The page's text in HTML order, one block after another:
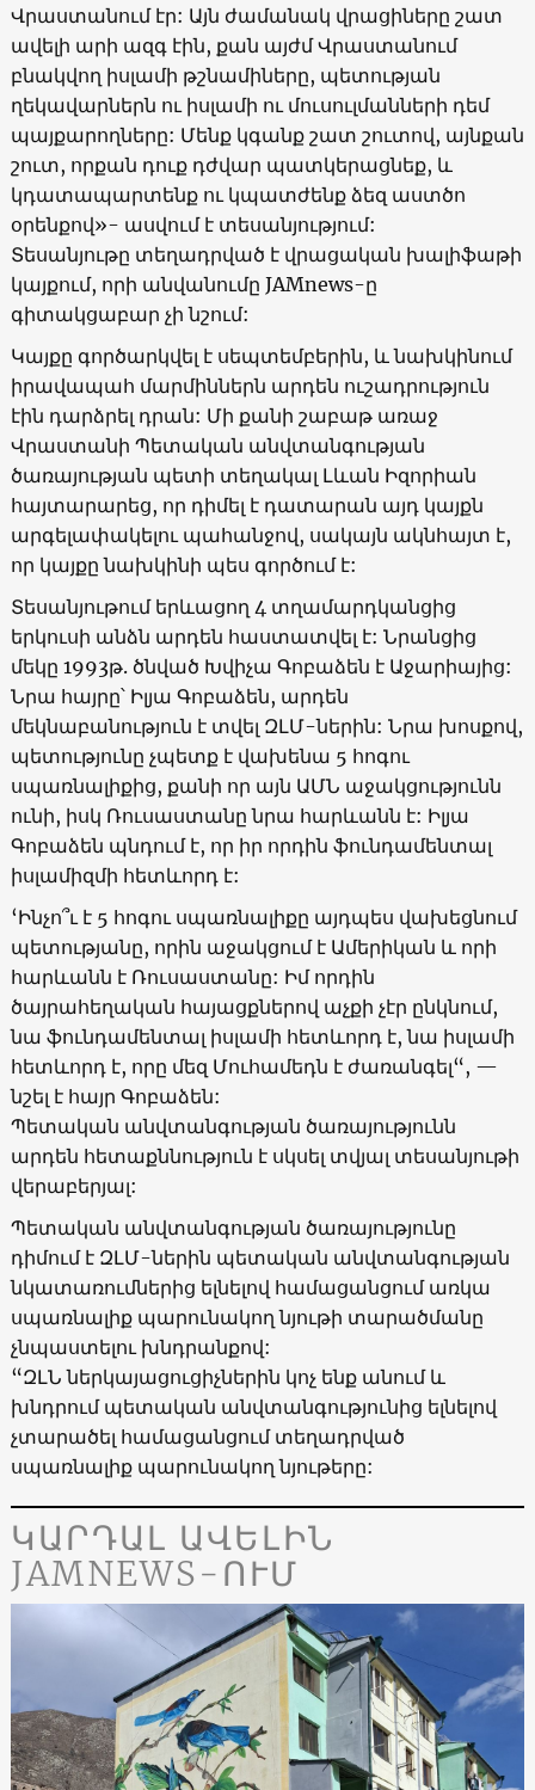
Վրաստանում էր: Այն ժամանակ վրացիները շատ
ավելի արի ազգ էին, քան այժմ Վրաստանում
բնակվող իսլամի թշնամիները, պետության
ղեկավարներն ու իսլամի ու մուսուլմանների դեմ
պայքարողները: Մենք կգանք շատ շուտով, այնքան
շուտ, որքան դուք դժվար պատկերացնեք, և
կդատապարտենք ու կպատժենք ձեզ աստծո
օրենքով»- ասվում է տեսանյությում:
Տեսանյութը տեղադրված է վրացական խալիֆաթի
կայքում, որի անվանումը JAMnews-ը
գիտակցաբար չի նշում:
Կայքը գործարկվել է սեպտեմբերին, և նախկինում
իրավապահ մարմիններն արդեն ուշադրություն
էին դարձրել դրան: Մի քանի շաբաթ առաջ
Վրաստանի Պետական անվտանգության
ծառայության պետի տեղակալ Լևան Իզորիան
հայտարարեց, որ դիմել է դատարան այդ կայքն
արգելափակելու պահանջով, սակայն ակնհայտ է,
որ կայքը նախկինի պես գործում է:
Տեսանյութում երևացող 4 տղամարդկանցից
երկուսի անձն արդեն հաստատվել է: Նրանցից
մեկը 1993թ. ծնված Խվիչա Գոբաձեն է Աջարիայից:
Նրա հայրը՝ Իլյա Գոբաձեն, արդեն
մեկնաբանություն է տվել ԶԼՄ-ներին: Նրա խոսքով,
պետությունը չպետք է վախենա 5 հոգու
սպառնալիքից, քանի որ այն ԱՄՆ աջակցությունն
ունի, իսկ Ռուսաստանը նրա հարևանն է: Իլյա
Գոբաձեն պնդում է, որ իր որդին ֆունդամենտալ
իսլամիզմի հետևորդ է:
‘Ինչո՞ւ է 5 հոգու սպառնալիքը այդպես վախեցնում
պետությանը, որին աջակցում է Ամերիկան և որի
հարևանն է Ռուսաստանը: Իմ որդին
ծայրահեղական հայացքներով աչքի չէր ընկնում,
նա ֆունդամենտալ իսլամի հետևորդ է, նա իսլամի
հետևորդ է, որը մեզ Մուհամեդն է ժառանգել“, —
նշել է հայր Գոբաձեն:
Պետական անվտանգության ծառայությունն
արդեն հետաքննություն է սկսել տվյալ տեսանյութի
վերաբերյալ:
Պետական անվտանգության ծառայությունը
դիմում է ԶԼՄ-ներին պետական անվտանգության
նկատառումներից ելնելով համացանցում առկա
սպառնալիք պարունակող նյութի տարածմանը
չնպաստելու խնդրանքով:
“ԶԼՆ ներկայացուցիչներին կոչ ենք անում և
խնդրում պետական անվտանգությունից ելնելով
չտարածել համացանցում տեղադրված
սպառնալիք պարունակող նյութերը:
ԿԱՐԴԱԼ ԱՎԵԼԻՆ
JAMNEWS-ՈՒՄ